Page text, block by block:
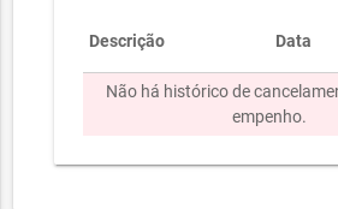
Descrição Data
Não há histórico de
empenho.